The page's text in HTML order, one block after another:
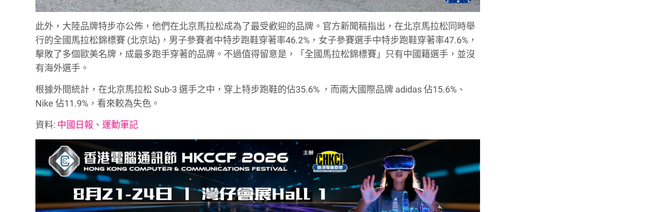
此外，大陸品牌特步亦公佈，他們在北京馬拉松成為了最受歡迎的品牌。官方新聞稿指出，在北京馬拉松同時舉
行的全國馬拉松錦標賽 (北京站)，男子參賽者中特步跑鞋穿著率46.2%，女子參賽選手中特步跑鞋穿著率47.6%，
擊敗了多個歐美名牌，成最多跑手穿著的品牌。不過值得留意是，「全國馬拉松錦標賽」只有中國籍選手，並沒
有海外選手。
根據外間統計，在北京馬拉松 Sub-3 選手之中，穿上特步跑鞋的佔35.6% ，而兩大國際品牌 adidas 佔15.6%、
Nike 佔11.9%，看來較為失色。
資料: 中國日報 、運動筆記